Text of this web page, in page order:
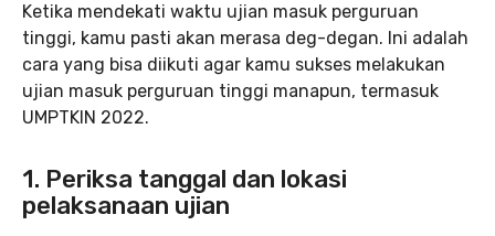
Ketika mendekati waktu ujian masuk perguruan
tinggi, kamu pasti akan merasa deg-degan. Ini adalah
cara yang bisa diikuti agar kamu sukses melakukan
ujian masuk perguruan tinggi manapun, termasuk
UMPTKIN 2022.
1. Periksa tanggal dan lokasi
pelaksanaan ujian